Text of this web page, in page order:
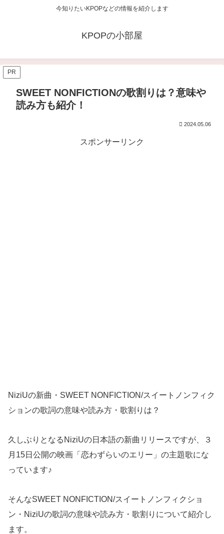
今知りたいKPOPなどの情報を紹介します
KPOPの小部屋
PR
SWEET NONFICTIONの歌割りは？意味や
読み方も紹介！
2024.05.06
スポンサーリンク
NiziUの新曲・SWEET NONFICTION/スイートノンフィク
ションの歌詞の意味や読み方・歌割りは？
久しぶりとなるNiziUの日本語の新曲リリースですが、３
月15日公開の映画「恋わずらいのエリー」の主題歌にな
っています♪
そんなSWEET NONFICTION/スイートノンフィクショ
ン・NiziUの歌詞の意味や読み方・歌割りについて紹介し
ます。